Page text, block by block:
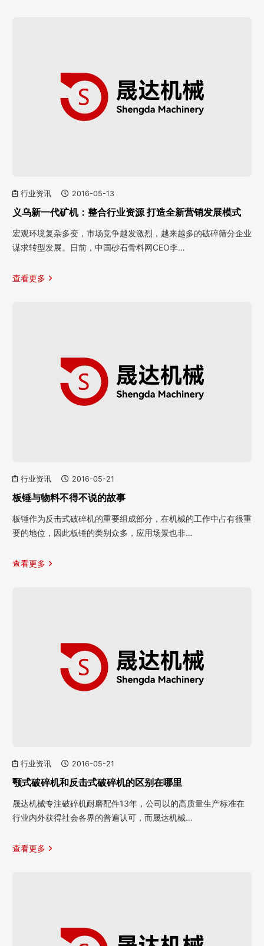
行业资讯 2016-05-13
义乌新一代矿机：整合行业资源 打造全新营销发展模式
宏观环境复杂多变，市场竞争越发激烈，越来越多的破碎筛分企业
谋求转型发展。日前，中国砂石骨料网CEO李…
查看更多
行业资讯 2016-05-21
板锤与物料不得不说的故事
板锤作为反击式破碎机的重要组成部分，在机械的工作中占有很重
要的地位，因此板锤的类别众多，应用场景也非…
查看更多
行业资讯 2016-05-21
颚式破碎机和反击式破碎机的区别在哪里
晟达机械专注破碎机耐磨配件13年，公司以的高质量生产标准在
行业内外获得社会各界的普遍认可，而晟达机械…
查看更多